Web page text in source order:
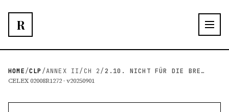
R
HOME/CLP /ANNEX II/ CH 2/
2.10. NICHT FÜR DIE BREITE ÖFFENTLICHKEIT BESTI...
CELEX 02008R1272 · v20250901